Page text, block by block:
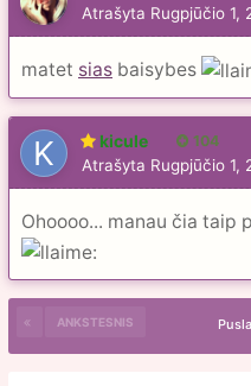
Atrašyta Rugpjūčio 1,
matet sias baisybes
kicule 104
Atrašyta Rugpjūčio 1,
Ohoooo... manau čia taip
ANKSTESNIS